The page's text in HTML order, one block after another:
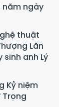
năm ngày
thuật
Lãn
sinh anh Lý
Kỷ niệm
Trọng